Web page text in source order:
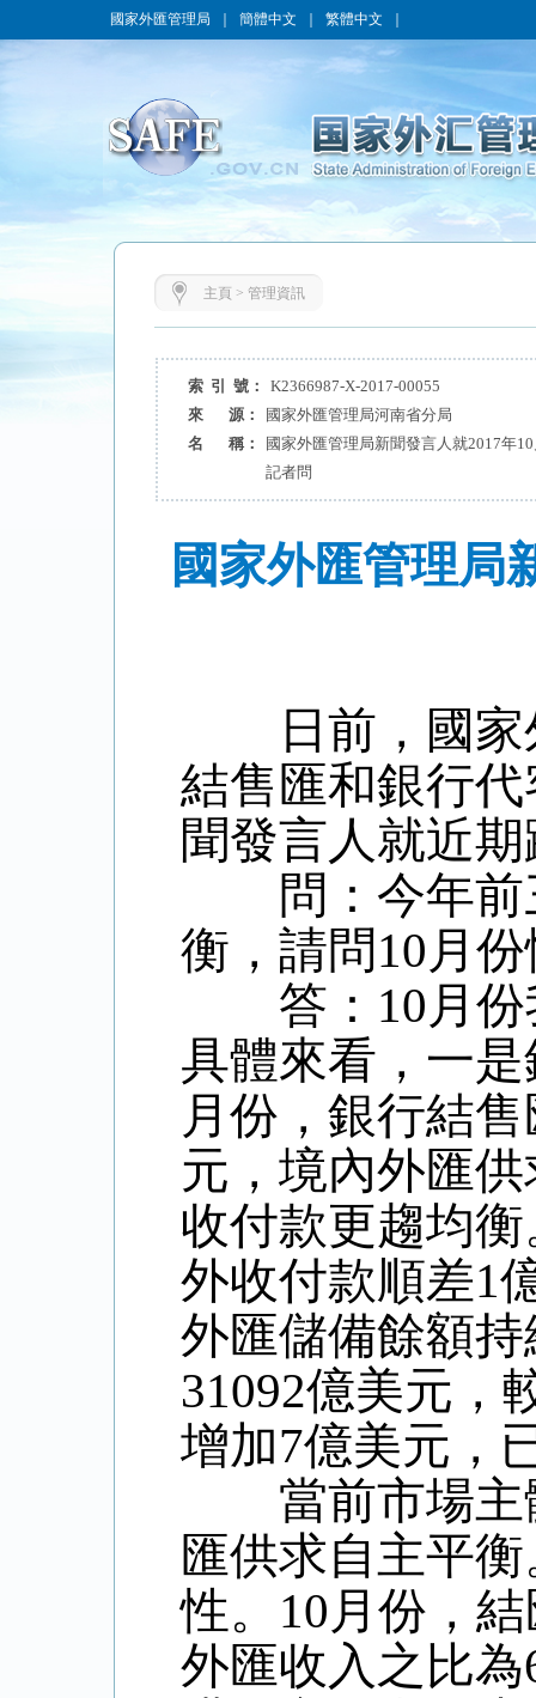
國家外匯管理局 簡體中文 繁體中文
主頁 > 管理資訊
索 引 號：
K2366987-X-2017-00055
來 源：
國家外匯管理局河南省分局
名 稱：
國家外匯管理局新聞發言人就2017年
記者問
國家外匯管理局
日前，國家
結售匯和銀行
聞發言人就近
問：今年前
衡，請問10月
答：10月份
具體來看，一
月份，銀行結
元，境內外匯
收付款更趨均
外收付款順差1
外匯儲備餘額
31092億美元，
增加7億美元，
當前市場主
匯供求自主平
性。10月份，
外匯收入之比